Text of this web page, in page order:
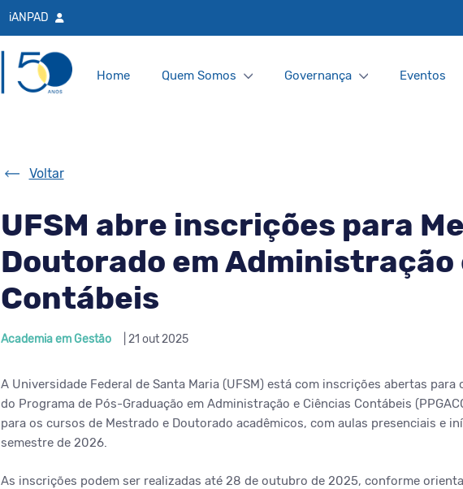
iANPAD
Home Quem Somos Governança Eventos
Voltar
UFSM abre inscrições para
Doutorado em Administração
Contábeis
Academia em Gestão | 21 out 2025
A Universidade Federal de Santa Maria (UFSM) está com inscrições abertas
do Programa de Pós-Graduação em Administração e Ciências Contábeis
para os cursos de Mestrado e Doutorado acadêmicos, com aulas presenciais e
semestre de 2026.
As inscrições podem ser realizadas até 28 de outubro de 2025, conforme